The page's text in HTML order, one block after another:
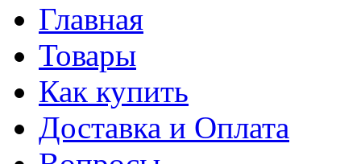
Главная
Товары
Как купить
Доставка и Оплата